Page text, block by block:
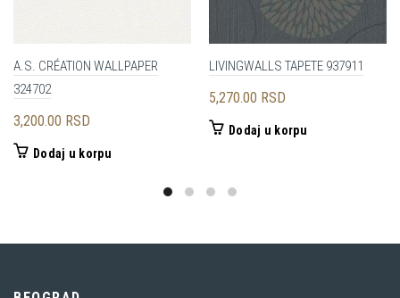
A.S. CRÉATION WALLPAPER
324702
3,200.00 RSD
Dodaj u korpu
LIVINGWALLS TAPETE 937911
5,270.00 RSD
Dodaj u korpu